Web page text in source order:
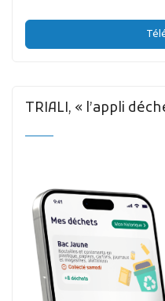
TRIALI, « l’appli